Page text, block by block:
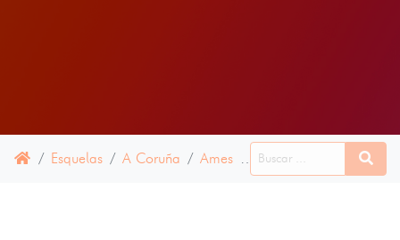
Esquelas A Coruña Ames 06 ABRIL 2022